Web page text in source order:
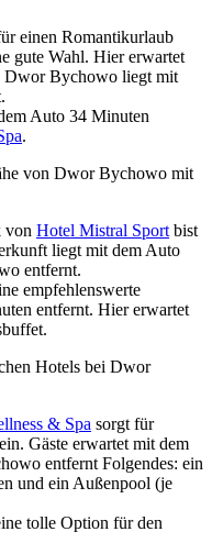
einen Romantikurlaub
gute Wahl. Hier erwartet
Dwor Bychowo liegt mit
Auto 34 Minuten
.
von Dwor Bychowo mit
von Hotel Mistral Sport bist
liegt mit dem Auto
entfernt.
empfehlenswerte
entfernt. Hier erwartet
Hotels bei Dwor
& Spa sorgt für
Gäste erwartet mit dem
entfernt Folgendes: ein
und ein Außenpool (je
tolle Option für den